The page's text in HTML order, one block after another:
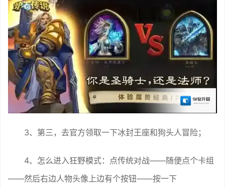
3、第三，去官方领取一下冰封王座和狗头人冒险；
4、怎么进入狂野模式：点传统对战——随便点个卡组
——然后右边人物头像上边有个按钮——按一下